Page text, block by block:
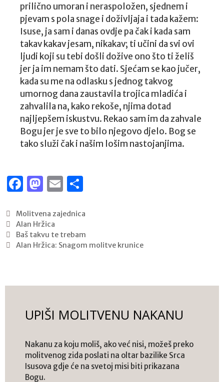
prilično umoran i neraspoložen, sjednem i
pjevam s pola snage i doživljaja i tada kažem:
Isuse, ja sam i danas ovdje pa čak i kada sam
takav kakav jesam, nikakav; ti učini da svi ovi
ljudi koji su tebi došli dožive ono što ti želiš
jer ja im nemam što dati. Sjećam se kao jučer,
kada su me na odlasku s jednog takvog
umornog dana zaustavila trojica mladića i
zahvalila na, kako rekoše, njima dotad
najljepšem iskustvu. Rekao sam im da zahvale
Bogu jer je sve to bilo njegovo djelo. Bog se
tako služi čak i našim lošim nastojanjima.
F
c
e
b
M
st
o
d
E
ai
l
ar
e
Molitvena zajednica
Alan Hržica
Baš takvu te trebam
Alan Hržica: Snagom molitve krunice
UPIŠI MOLITVENU NAKANU
Nakanu za koju moliš, ako već nisi, možeš preko
molitvenog zida poslati na oltar bazilike Srca
Isusova gdje će na svetoj misi biti prikazana
Bogu.